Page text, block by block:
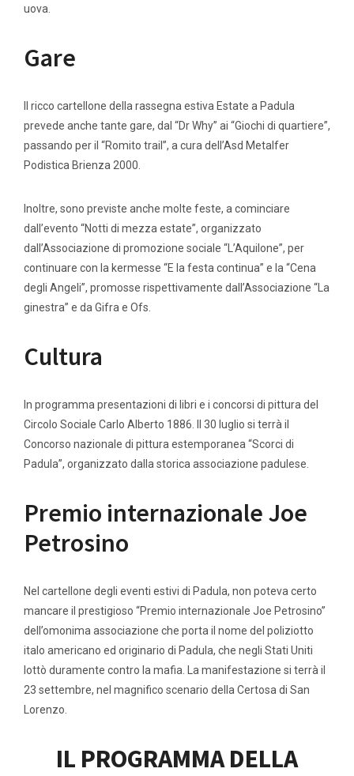
uova.
Gare
Il ricco cartellone della rassegna estiva Estate a Padula
prevede anche tante gare, dal “Dr Why” ai “Giochi di quartiere”,
passando per il “Romito trail”, a cura dell’Asd Metalfer
Podistica Brienza 2000.
Inoltre, sono previste anche molte feste, a cominciare
dall’evento “Notti di mezza estate”, organizzato
dall’Associazione di promozione sociale “L’Aquilone”, per
continuare con la kermesse “E la festa continua” e la “Cena
degli Angeli”, promosse rispettivamente dall’Associazione “La
ginestra” e da Gifra e Ofs.
Cultura
In programma presentazioni di libri e i concorsi di pittura del
Circolo Sociale Carlo Alberto 1886. Il 30 luglio si terrà il
Concorso nazionale di pittura estemporanea “Scorci di
Padula”, organizzato dalla storica associazione padulese.
Premio internazionale Joe
Petrosino
Nel cartellone degli eventi estivi di Padula, non poteva certo
mancare il prestigioso “Premio internazionale Joe Petrosino”
dell’omonima associazione che porta il nome del poliziotto
italo americano ed originario di Padula, che negli Stati Uniti
lottò duramente contro la mafia. La manifestazione si terrà il
23 settembre, nel magnifico scenario della Certosa di San
Lorenzo.
IL PROGRAMMA DELLA